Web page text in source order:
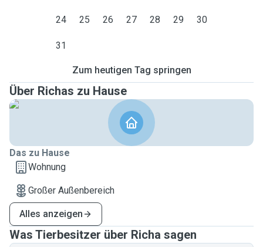
24 25 26 27 28 29 30
31
Zum heutigen Tag springen
Über Richas zu Hause
Das zu Hause
Wohnung
Großer Außenbereich
Alles anzeigen
Was Tierbesitzer über Richa sagen